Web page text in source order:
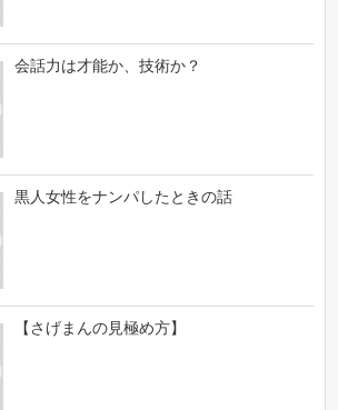
会話力は才能か、技術か？
黒人女性をナンパしたときの話
【さげまんの見極め方】